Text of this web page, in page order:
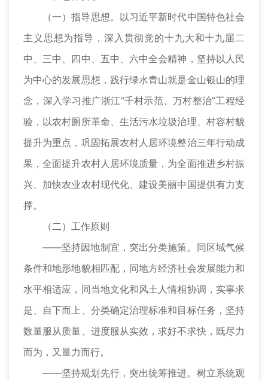
（一）指导思想。以习近平新时代中国特色社会
主义思想为指导，深入贯彻党的十九大和十九届二
中、三中、四中、五中、六中全会精神，坚持以人民
为中心的发展思想，践行绿水青山就是金山银山的理
念，深入学习推广浙江“千村示范、万村整治”工程经
验，以农村厕所革命、生活污水垃圾治理、村容村貌
提升为重点，巩固拓展农村人居环境整治三年行动成
果，全面提升农村人居环境质量，为全面推进乡村振
兴、加快农业农村现代化、建设美丽中国提供有力支
撑。
（二）工作原则
——坚持因地制宜，突出分类施策。同区域气候
条件和地形地貌相匹配，同地方经济社会发展能力和
水平相适应，同当地文化和风土人情相协调，实事求
是、自下而上、分类确定治理标准和目标任务，坚持
数量服从质量、进度服从实效，求好不求快，既尽力
而为，又量力而行。
——坚持规划先行，突出统筹推进。树立系统观